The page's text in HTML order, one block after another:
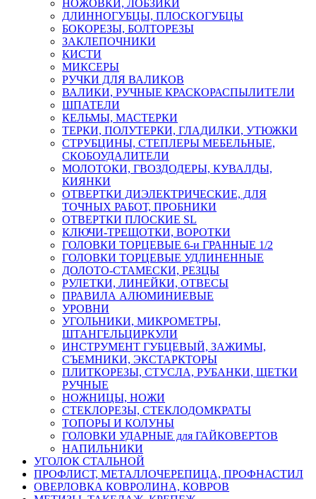
НОЖОВКИ, ЛОБЗИКИ
ДЛИННОГУБЦЫ, ПЛОСКОГУБЦЫ
БОКОРЕЗЫ, БОЛТОРЕЗЫ
ЗАКЛЕПОЧНИКИ
КИСТИ
МИКСЕРЫ
РУЧКИ ДЛЯ ВАЛИКОВ
ВАЛИКИ, РУЧНЫЕ КРАСКОРАСПЫЛИТЕЛИ
ШПАТЕЛИ
КЕЛЬМЫ, МАСТЕРКИ
ТЕРКИ, ПОЛУТЕРКИ, ГЛАДИЛКИ, УТЮЖКИ
СТРУБЦИНЫ, СТЕПЛЕРЫ МЕБЕЛЬНЫЕ,
СКОБОУДАЛИТЕЛИ
МОЛОТОКИ, ГВОЗДОДЕРЫ, КУВАЛДЫ,
КИЯНКИ
ОТВЕРТКИ ДИЭЛЕКТРИЧЕСКИЕ, ДЛЯ
ТОЧНЫХ РАБОТ, ПРОБНИКИ
ОТВЕРТКИ ПЛОСКИЕ SL
КЛЮЧИ-ТРЕЩОТКИ, ВОРОТКИ
ГОЛОВКИ ТОРЦЕВЫЕ 6-и ГРАННЫЕ 1/2
ГОЛОВКИ ТОРЦЕВЫЕ УДЛИНЕННЫЕ
ДОЛОТО-СТАМЕСКИ, РЕЗЦЫ
РУЛЕТКИ, ЛИНЕЙКИ, ОТВЕСЫ
ПРАВИЛА АЛЮМИНИЕВЫЕ
УРОВНИ
УГОЛЬНИКИ, МИКРОМЕТРЫ,
ШТАНГЕЛЬЦИРКУЛИ
ИНСТРУМЕНТ ГУБЦЕВЫЙ, ЗАЖИМЫ,
СЪЕМНИКИ, ЭКСТАРКТОРЫ
ПЛИТКОРЕЗЫ, СТУСЛА, РУБАНКИ, ЩЕТКИ
РУЧНЫЕ
НОЖНИЦЫ, НОЖИ
СТЕКЛОРЕЗЫ, СТЕКЛОДОМКРАТЫ
ТОПОРЫ И КОЛУНЫ
ГОЛОВКИ УДАРНЫЕ для ГАЙКОВЕРТОВ
НАПИЛЬНИКИ
УГОЛОК СТАЛЬНОЙ
ПРОФЛИСТ, МЕТАЛЛОЧЕРЕПИЦА, ПРОФНАСТИЛ
ОВЕРЛОВКА КОВРОЛИНА, КОВРОВ